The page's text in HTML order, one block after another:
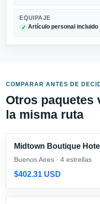
EQUIPAJE
✓ Artículo personal incluido
COMPARAR ANTES DE
Otros paquetes
la misma ruta
Midtown Boutique Hotel
Buenos Aires · 4 estrellas
$402.31 USD